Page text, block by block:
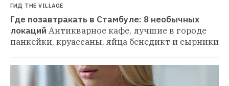
ГИД THE VILLAGE
Где позавтракать в Стамбуле: 8 необычных
локаций Антикварное кафе, лучшие в городе
панкейки, круассаны, яйца бенедикт и сырники